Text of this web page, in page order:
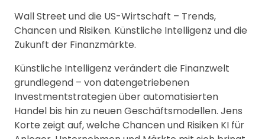
Wall Street und die US-Wirtschaft – Trends,
Chancen und Risiken. Künstliche Intelligenz und die
Zukunft der Finanzmärkte.
Künstliche Intelligenz verändert die Finanzwelt
grundlegend – von datengetriebenen
Investmentstrategien über automatisierten
Handel bis hin zu neuen Geschäftsmodellen. Jens
Korte zeigt auf, welche Chancen und Risiken KI für